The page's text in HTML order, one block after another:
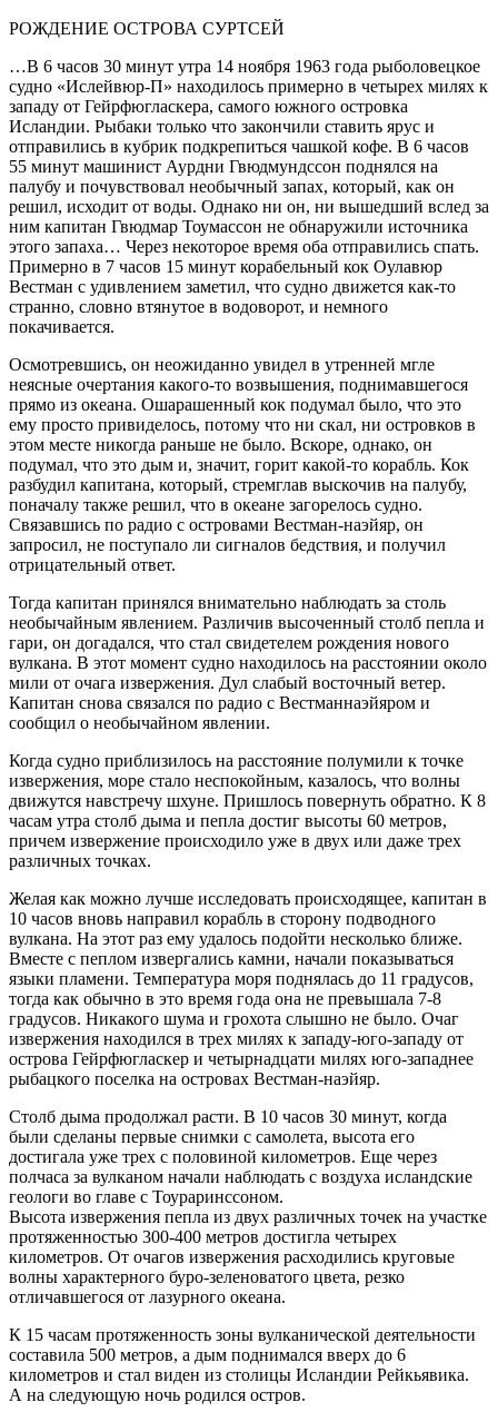
РОЖДЕНИЕ ОСТРОВА СУРТСЕЙ
…В 6 часов 30 минут утра 14 ноября 1963 года рыболовецкое
судно «Ислейвюр-П» находилось примерно в четырех милях к
западу от Гейрфюгласкера, самого южного островка
Исландии. Рыбаки только что закончили ставить ярус и
отправились в кубрик подкрепиться чашкой кофе. В 6 часов
55 минут машинист Аурдни Гвюдмундссон поднялся на
палубу и почувствовал необычный запах, который, как он
решил, исходит от воды. Однако ни он, ни вышедший вслед за
ним капитан Гвюдмар Тоумассон не обнаружили источника
этого запаха… Через некоторое время оба отправились спать.
Примерно в 7 часов 15 минут корабельный кок Оулавюр
Вестман с удивлением заметил, что судно движется как-то
странно, словно втянутое в водоворот, и немного
покачивается.
Осмотревшись, он неожиданно увидел в утренней мгле
неясные очертания какого-то возвышения, поднимавшегося
прямо из океана. Ошарашенный кок подумал было, что это
ему просто привиделось, потому что ни скал, ни островков в
этом месте никогда раньше не было. Вскоре, однако, он
подумал, что это дым и, значит, горит какой-то корабль. Кок
разбудил капитана, который, стремглав выскочив на палубу,
поначалу также решил, что в океане загорелось судно.
Связавшись по радио с островами Вестман-наэйяр, он
запросил, не поступало ли сигналов бедствия, и получил
отрицательный ответ.
Тогда капитан принялся внимательно наблюдать за столь
необычайным явлением. Различив высоченный столб пепла и
гари, он догадался, что стал свидетелем рождения нового
вулкана. В этот момент судно находилось на расстоянии около
мили от очага извержения. Дул слабый восточный ветер.
Капитан снова связался по радио с Вестманнаэйяром и
сообщил о необычайном явлении.
Когда судно приблизилось на расстояние полумили к точке
извержения, море стало неспокойным, казалось, что волны
движутся навстречу шхуне. Пришлось повернуть обратно. К 8
часам утра столб дыма и пепла достиг высоты 60 метров,
причем извержение происходило уже в двух или даже трех
различных точках.
Желая как можно лучше исследовать происходящее, капитан в
10 часов вновь направил корабль в сторону подводного
вулкана. На этот раз ему удалось подойти несколько ближе.
Вместе с пеплом извергались камни, начали показываться
языки пламени. Температура моря поднялась до 11 градусов,
тогда как обычно в это время года она не превышала 7-8
градусов. Никакого шума и грохота слышно не было. Очаг
извержения находился в трех милях к западу-юго-западу от
острова Гейрфюгласкер и четырнадцати милях юго-западнее
рыбацкого поселка на островах Вестман-наэйяр.
Столб дыма продолжал расти. В 10 часов 30 минут, когда
были сделаны первые снимки с самолета, высота его
достигала уже трех с половиной километров. Еще через
полчаса за вулканом начали наблюдать с воздуха исландские
геологи во главе с Тоураринссоном.
Высота извержения пепла из двух различных точек на участке
протяженностью 300-400 метров достигла четырех
километров. От очагов извержения расходились круговые
волны характерного буро-зеленоватого цвета, резко
отличавшегося от лазурного океана.
К 15 часам протяженность зоны вулканической деятельности
составила 500 метров, а дым поднимался вверх до 6
километров и стал виден из столицы Исландии Рейкьявика.
А на следующую ночь родился остров.